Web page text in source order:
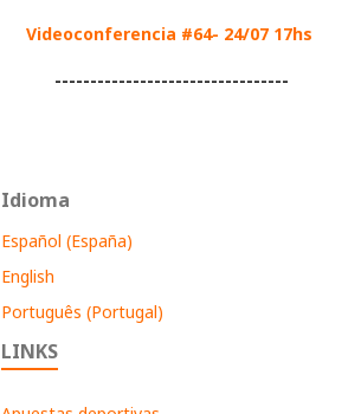
Videoconferencia #64- 24/07 17hs
---------------------------------
Idioma
Español (España)
English
Português (Portugal)
LINKS